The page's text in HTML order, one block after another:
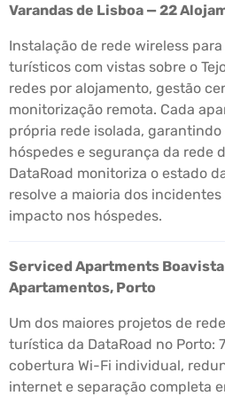
Varandas de Lisboa — 22
Instalação de rede wireless
turísticos com vistas sobre o
redes por alojamento, gestão
monitorização remota. Cada
própria rede isolada,
hóspedes e segurança da rede
DataRoad monitoriza o estado
resolve a maioria dos
impacto nos hóspedes.
Serviced Apartments Boavista
Apartamentos, Porto
Um dos maiores projetos de
turística da DataRoad no Porto:
cobertura Wi-Fi individual,
internet e separação completa